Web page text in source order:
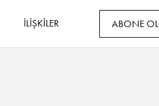
İLİŞKİLER ABONE OL